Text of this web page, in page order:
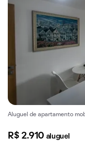
Aluguel de apartamento
R$ 2.910 aluguel